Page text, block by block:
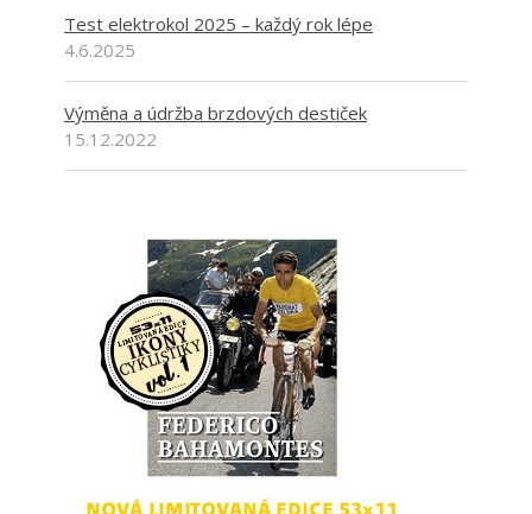
Test elektrokol 2025 – každý rok lépe
4.6.2025
Výměna a údržba brzdových destiček
15.12.2022